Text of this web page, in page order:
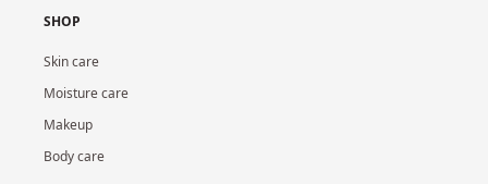
SHOP
Skin care
Moisture care
Makeup
Body care